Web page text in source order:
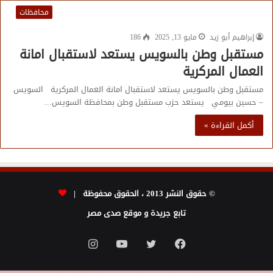
محافظات
إبراهيم أبو زيد
مايو 13, 2025 186
مستقبل وطن بالسويس يستعد لاستقبال امانة
العمال المركرية
مستقبل وطن بالسويس يستعد لاستقبال امانة العمال المركرية السويس
– حسين بيومي يستعد حزب مستقبل وطن بمحافظة السويس…
أكمل القراءة »
© حقوق النشر 2013 ، الحقوق محفوظة |
تابع جريدة و موقع صدى مصر
فيسبوك تويتر يوتيوبانستقرام